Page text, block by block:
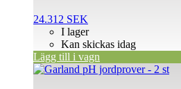
24.312 SEK
I lager
Kan skickas idag
Lägg till i vagn